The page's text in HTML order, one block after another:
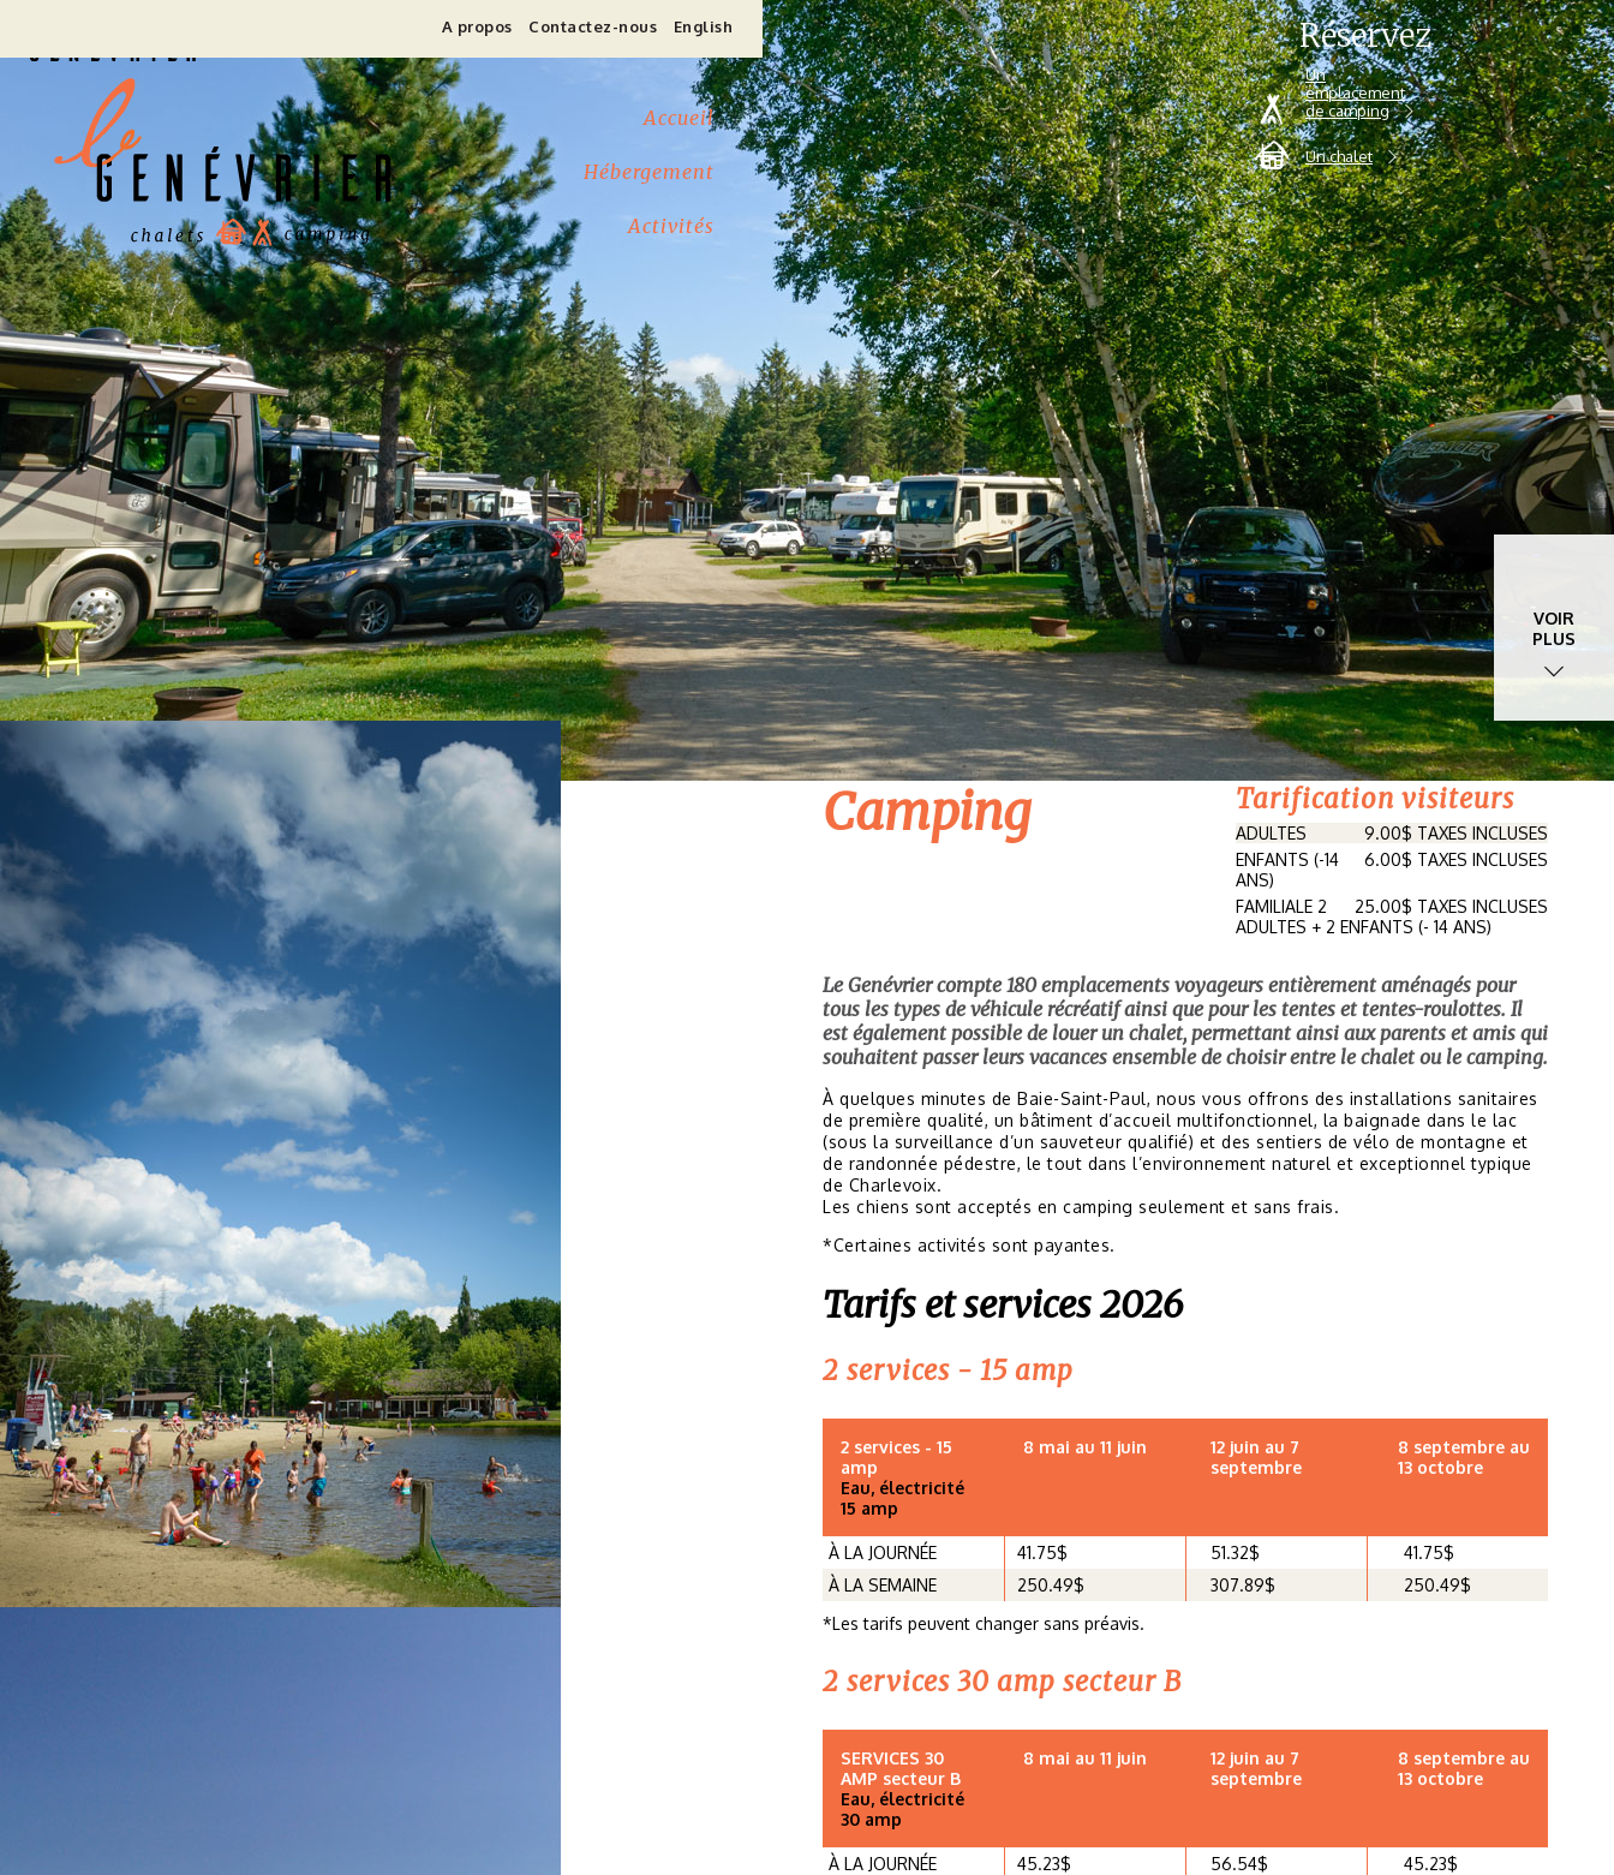
A propos Contactez-nous English
Accueil
Hébergement
Activités
Hébergement Réservez
Un
emplacement
de camping
Un chalet
VOIR
PLUS
Tarification visiteurs
9.00$ TAXES INCLUSES
ADULTES
6.00$ TAXES INCLUSES
ENFANTS (-14
ANS)
25.00$ TAXES INCLUSES
FAMILIALE 2
ADULTES + 2 ENFANTS (- 14 ANS)
Camping
Le Genévrier compte 180 emplacements voyageurs entièrement aménagés pour
tous les types de véhicule récréatif ainsi que pour les tentes et tentes-roulottes. Il
est également possible de louer un chalet, permettant ainsi aux parents et amis qui
souhaitent passer leurs vacances ensemble de choisir entre le chalet ou le camping.
À quelques minutes de Baie-Saint-Paul, nous vous offrons des installations sanitaires
de première qualité, un bâtiment d’accueil multifonctionnel, la baignade dans le lac
(sous la surveillance d’un sauveteur qualifié) et des sentiers de vélo de montagne et
de randonnée pédestre, le tout dans l’environnement naturel et exceptionnel typique
de Charlevoix.
Les chiens sont acceptés en camping seulement et sans frais.
*Certaines activités sont payantes.
Tarifs et services 2026
2 services - 15 amp
2 services - 15
amp
Eau, électricité
15 amp
8 mai au 11 juin
12 juin au 7
septembre
8 septembre au
13 octobre
À LA JOURNÉE 41.75$ 51.32$
41.75$
À LA SEMAINE
250.49$ 307.89$
250.49$
*Les tarifs peuvent changer sans préavis.
2 services 30 amp secteur B
SERVICES 30
AMP secteur B
Eau, électricité
30 amp
8 mai au 11 juin
12 juin au 7
septembre
8 septembre au
13 octobre
À LA JOURNÉE 45.23$ 56.54$
45.23$